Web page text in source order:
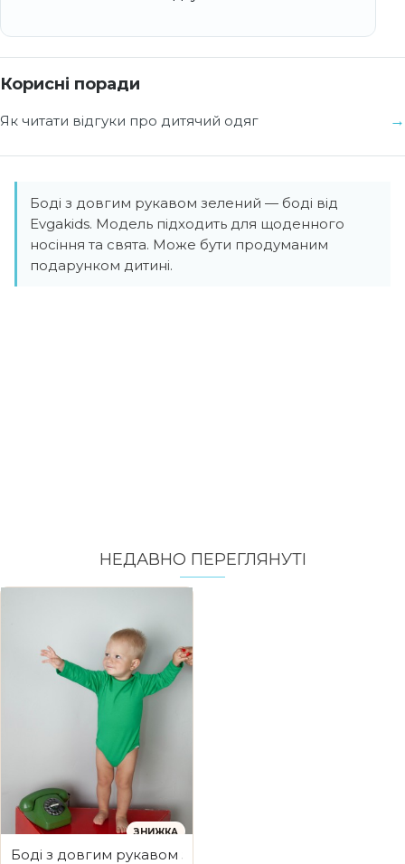
Корисні поради
Як читати відгуки про дитячий одяг
Боді з довгим рукавом зелений — боді від
Evgakids. Модель підходить для щоденного
носіння та свята. Може бути продуманим
подарунком дитині.
НЕДАВНО ПЕРЕГЛЯНУТI
ЗНИЖКА
Боді з довгим рукавом зелений